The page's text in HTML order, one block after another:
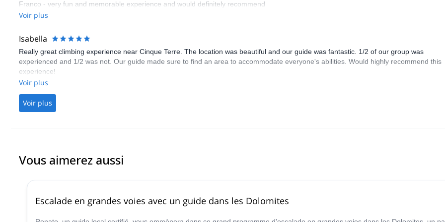
Franco - very fun and memorable experience and would definitely recommend
Voir plus
Isabella
Really great climbing experience near Cinque Terre. The location was beautiful and our guide was fantastic. 1/2 of our group was
experienced and 1/2 was not. Our guide made sure to find an area to accommodate everyone's abilities. Would highly recommend this
experience!
Voir plus
Voir plus
Vous aimerez aussi
Escalade en grandes voies avec un guide dans les Dolomites